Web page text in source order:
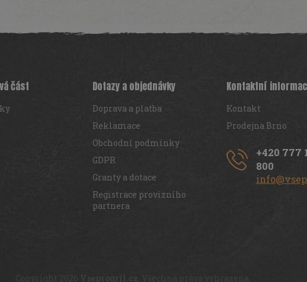
část Dotazy a objednávky
Doprava a platba
Reklamace
Obchodní podmínky
GDPR
Granty a dotace
Registrace provizního
partnera
Kontaktní
Kontakt
Prodejna Brno
+420 777
800